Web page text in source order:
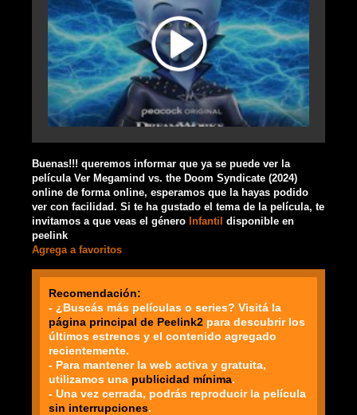
Buenas!!! queremos informar que ya se puede ver la
película Ver Megamind vs. the Doom Syndicate (2024)
online de forma online, esperamos que la hayas podido
ver con facilidad. Si te ha gustado el tema de la película, te
invitamos a que veas el género Infantil disponible en
peelink
Agrega a favoritos
Recomendación:
- ¿Buscás más películas o series? Visitá la
página principal de Peelink2 para descubrir los
últimos estrenos y el contenido agregado
recientemente.
- Para mantener la web activa y gratuita,
utilizamos una publicidad mínima.
- Una vez cerrada, podrás reproducir la película
sin interrupciones.